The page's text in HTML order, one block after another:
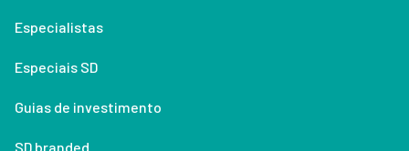
Especialistas
Especiais SD
Guias de investimento
SD branded